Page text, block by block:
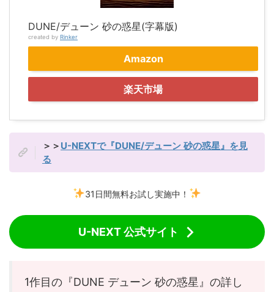
DUNE/デューン 砂の惑星(字幕版)
created by Rinker
Amazon
楽天市場
＞＞ U-NEXTで『DUNE/デューン 砂の惑星』を見
る
31日間無料お試し実施中！
U-NEXT 公式サイト
1作目の『DUNE デューン 砂の惑星』の詳し